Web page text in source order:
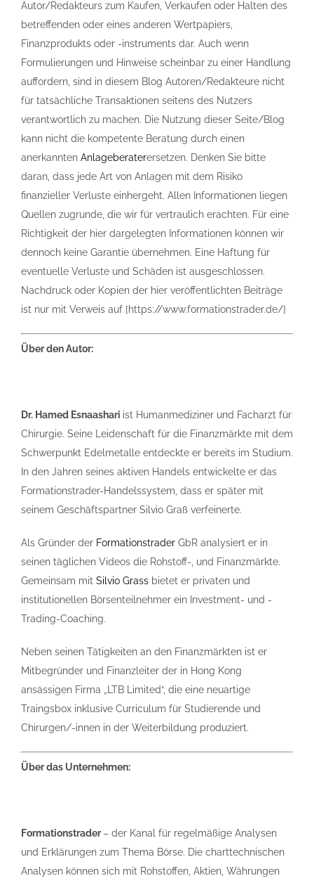
Autor/Redakteurs zum Kaufen, Verkaufen oder Halten des
betreffenden oder eines anderen Wertpapiers,
Finanzprodukts oder -instruments dar. Auch wenn
Formulierungen und Hinweise scheinbar zu einer Handlung
auffordern, sind in diesem Blog Autoren/Redakteure nicht
für tatsächliche Transaktionen seitens des Nutzers
verantwortlich zu machen. Die Nutzung dieser Seite/Blog
kann nicht die kompetente Beratung durch einen
anerkannten Anlageberaterersetzen. Denken Sie bitte
daran, dass jede Art von Anlagen mit dem Risiko
finanzieller Verluste einhergeht. Allen Informationen liegen
Quellen zugrunde, die wir für vertraulich erachten. Für eine
Richtigkeit der hier dargelegten Informationen können wir
dennoch keine Garantie übernehmen. Eine Haftung für
eventuelle Verluste und Schäden ist ausgeschlossen.
Nachdruck oder Kopien der hier veröffentlichten Beiträge
ist nur mit Verweis auf [https://www.formationstrader.de/]
Über den Autor:
Dr. Hamed Esnaashari ist Humanmediziner und Facharzt für
Chirurgie. ­Seine Leidenschaft für die Finanzmärkte mit dem
Schwerpunkt Edel­metalle entdeckte er bereits im Studium.
In den Jahren seines aktiven Handels entwickelte er das
Formationstrader-Handelssystem, dass er später mit
seinem Geschäftspartner Silvio Graß verfeinerte.
Als Gründer der Formationstrader GbR analysiert er in
seinen täglichen ­Videos die Rohstoff-, und Finanzmärkte.
Gemeinsam mit Silvio Grass ­bietet er privaten und
institutionellen Börsenteilnehmer ein Investment- und ­
Trading-Coaching.
Neben seinen Tätigkeiten an den Finanzmärkten ist er
Mitbegründer und Finanzleiter der in Hong Kong
ansässigen Firma „LTB Limited“, die eine neuartige
Traingsbox inklusive Curriculum für Studierende und
Chirurgen/-innen in der Weiterbildung produziert.
Über das Unternehmen:
Formationstrader– der Kanal für regelmäßige Analysen
und Erklärungen zum Thema Börse. Die charttechnischen
Analysen können sich mit Rohstoffen, Aktien, Währungen